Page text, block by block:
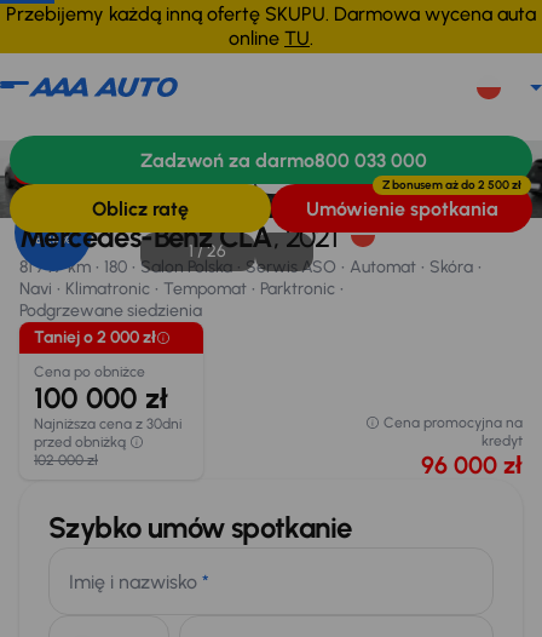
Przebijemy każdą inną ofertę SKUPU. Darmowa wycena auta
online TU.
Taniej o 2 000 zł
8,25 %
1 /26
Mercedes-Benz CLA, 2021
81 797 km 180 Salon Polska Serwis ASO Automat
Skóra
Navi
Klimatronic Tempomat
Parktronic
Podgrzewane siedzienia
Taniej o 2 000 zł
Cena po obniżce
100 000 zł
Najniższa cena z 30dni
przed obniżką
102 000 zł
Cena promocyjna na
kredyt
96 000 zł
Szybko umów spotkanie
Imię i nazwisko *
WyposażenieZalety samochoduFinansowanie
Zadzwoń za darmo800 033 000
Oblicz ratę Umówienie spotkania
Z bonusem aż do2 500 zł